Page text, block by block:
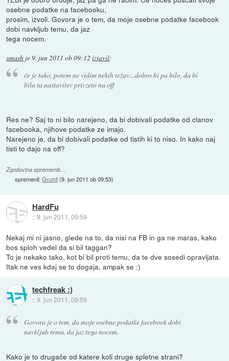
osebne podatke na facebooku,
prosim, izvoli. Govora je o tem, da moje osebne podatke facebook
dobi navkljub temu, da jaz
tega nocem.
smash je9. jun 2011 ob 09:12 izjavil:
če je tako, potem ne vidim nekih težav....dobro bi pa bilo, da bi
bila ta nastavitev privzeto na off
Res ne? Saj to ni bilo narejeno, da bi dobivali podatke od clanov
facebooka, njihove podatke ze imajo.
Narejeno je, da bi dobivali podatke od tistih ki to niso. In kako naj
tisti to dajo na off?
Zgodovina sprememb…
spremenil:Grumf(9. jun 2011 ob 09:53)
HardFu
::9. jun 2011, 09:59
Nekaj mi ni jasno, glede na to, da nisi na FB in ga ne maras, kako
bos sploh vedel da si bil taggan?
To je nekako tako, kot bi bil proti temu, da te dve sosedi opravljata.
Itak ne ves kdaj se to dogaja, ampak se :)
techfreak :)
::9. jun 2011, 09:59
Govora je o tem, da moje osebne podatke facebook dobi
navkljub temu, da jaz tega nocem.
Kako je to drugače od katere koli druge spletne strani?